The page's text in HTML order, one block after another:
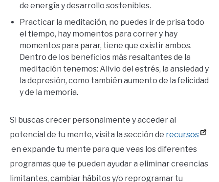
de energía y desarrollo sostenibles.
Practicar la meditación, no puedes ir de prisa todo
el tiempo, hay momentos para correr y hay
momentos para parar, tiene que existir ambos.
Dentro de los beneficios más resaltantes de la
meditación tenemos: Alivio del estrés, la ansiedad y
la depresión, como también aumento de la felicidad
y de la memoria.
Si buscas crecer personalmente y acceder al
potencial de tu mente, visita la sección de recursos
en expande tu mente para que veas los diferentes
programas que te pueden ayudar a eliminar creencias
limitantes, cambiar hábitos y/o reprogramar tu